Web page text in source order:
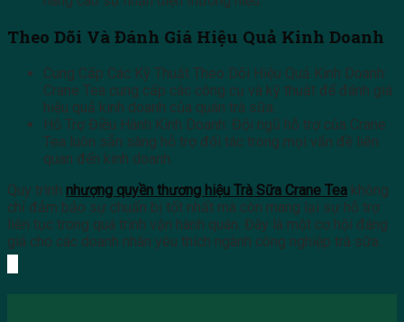
Theo Dõi Và Đánh Giá Hiệu Quả Kinh Doanh
Cung Cấp Các Kỹ Thuật Theo Dõi Hiệu Quả Kinh Doanh:
Crane Tea cung cấp các công cụ và kỹ thuật để đánh giá
hiệu quả kinh doanh của quán trà sữa.
Hỗ Trợ Điều Hành Kinh Doanh: Đội ngũ hỗ trợ của Crane
Tea luôn sẵn sàng hỗ trợ đối tác trong mọi vấn đề liên
quan đến kinh doanh.
Quy trình nhượng quyền thương hiệu Trà Sữa Crane Tea không
chỉ đảm bảo sự chuẩn bị tốt nhất mà còn mang lại sự hỗ trợ
liên tục trong quá trình vận hành quán. Đây là một cơ hội đáng
giá cho các doanh nhân yêu thích ngành công nghiệp trà sữa.